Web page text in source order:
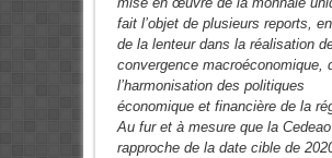
fait l’objet de plusieurs reports,
de la lenteur dans la réalisation
convergence macroéconomique,
l’harmonisation des politiques
économique et financière de la
Au fur et à mesure que la
rapproche de la date cible de